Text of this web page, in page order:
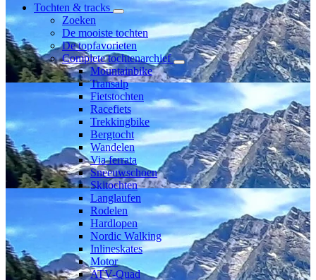
Tochten & tracks
Zoeken
De mooiste tochten
De topfavorieten
Complete tochtenarchief
Mountainbike
Transalp
Fietstochten
Racefiets
Trekkingbike
Bergtocht
Wandelen
Via ferrata
Sneeuwschoen
Skitochten
Langlaufen
Rodelen
Hardlopen
Nordic Walking
Inlineskates
Motor
ATV-Quad